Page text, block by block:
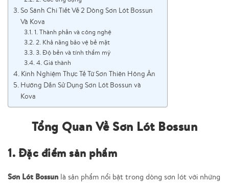
So Sánh Chi Tiết Về 2 Dòng Sơn Lót Bossun
Và Kova
1. Thành phần và công nghệ
2. Khả năng bảo vệ bề mặt
3. Độ bền và tính thẩm mỹ
4. Giá thành
Kinh Nghiệm Thực Tế Từ Sơn Thiên Hông Ân
Hướng Dẫn Sử Dụng Sơn Lót Bossun và
Kova
Tổng Quan Về Sơn Lót Bossun
1. Đặc điểm sản phẩm
Sơn Lót Bossun là sản phẩm nổi bật trong dòng sơn lót với những